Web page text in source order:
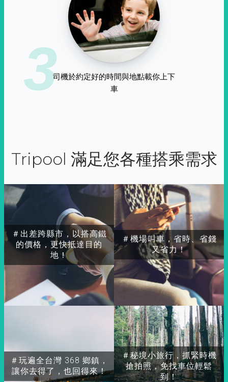
3司機於約定好的時間與地點載你上下
車
Tripool 滿足您各種搭乘需求
＃出差跨縣市，以搭高鐵
的價格，更快抵達目的
地！
＃玩遍全台灣 368 鄉鎮，
讓你去得了，也回得來！
＃秘境小旅行，抓緊時機
搶拍照，免找車位輕鬆
到！
＃機場叫車，省時、省錢
又省力！